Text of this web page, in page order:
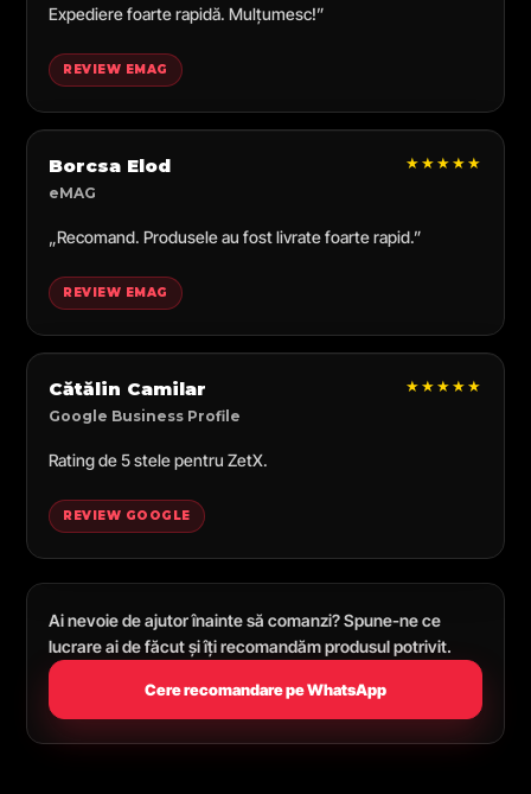
Expediere foarte rapidă. Mulțumesc!”
REVIEW EMAG
Borcsa Elod
eMAG
★★★★★
„Recomand. Produsele au fost livrate foarte rapid.”
REVIEW EMAG
Cătălin Camilar
Google Business Profile
★★★★★
Rating de 5 stele pentru ZetX.
REVIEW GOOGLE
Ai nevoie de ajutor înainte să comanzi? Spune-ne ce
lucrare ai de făcut și îți recomandăm produsul potrivit.
Cere recomandare pe WhatsApp